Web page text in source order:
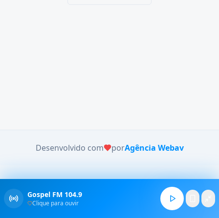
Desenvolvido com porAgência Webav
Gospel FM 104.9
Clique para ouvir